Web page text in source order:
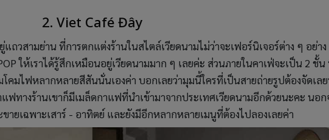
2. Viet Café Đây
ถวสามย่าน ที่การตกแต่งร้านในสไตล์เวียดนามไม่ว่าจะเฟอร์นิเจอร์ต่าง ๆ อย่าง
ให้เราได้รู้สึกเหมือนอยู่เวียดนามมาก ๆ เลยค่ะ ส่วนภายในคาเฟ่จะเป็น 2 ชั้
คมไฟหลากหลายสีสันนั่นเองค่า บอกเลยว่ามุมนี้ใครที่เป็นสายถ่ายรูปต้องจัดเล
ทางร้านเขาก็มีเมล็ดกาแฟที่นำเข้ามาจากประเทศเวียดนามอีกด้วยนะคะ นอก
ายเฉพาะเสาร์ - อาทิตย์ และยังมีอีกหลากหลายเมนูที่ต้องไปลองเลยค่า